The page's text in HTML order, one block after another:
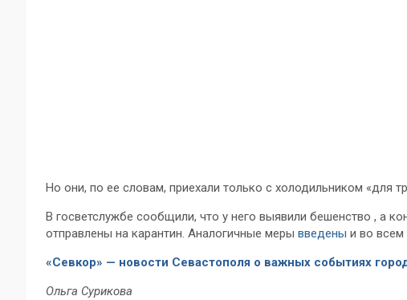
Но они, по ее словам, приехали только с холодильником «для
В госветслужбе сообщили, что у него выявили бешенство , а
отправлены на карантин. Аналогичные меры введены и во всем
«Севкор» — новости Севастополя о важных событиях
Ольга Сурикова